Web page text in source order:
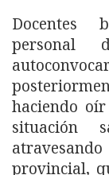
Docentes
personal
haciendo
situación
provincial,